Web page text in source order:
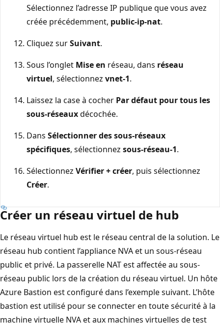
Sélectionnez l’adresse IP publique que vous avez
créée précédemment, public-ip-nat.
Cliquez surSuivant.
Sous l’onglet Mise en réseau, dans réseau
virtuel, sélectionnez vnet-1.
Laissez la case à cocher Par défaut pour tous les
sous-réseauxdécochée.
Dans Sélectionner des sous-réseaux
spécifiques, sélectionnez sous-réseau-1.
Sélectionnez Vérifier + créer, puis sélectionnez
Créer.
Créer un réseau virtuel de hub
Le réseau virtuel hub est le réseau central de la solution. Le
réseau hub contient l’appliance NVA et un sous-réseau
public et privé. La passerelle NAT est affectée au sous-
réseau public lors de la création du réseau virtuel. Un hôte
Azure Bastion est configuré dans l’exemple suivant. L’hôte
bastion est utilisé pour se connecter en toute sécurité à la
machine virtuelle NVA et aux machines virtuelles de test